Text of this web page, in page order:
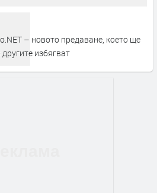
– новото предаване, което ще
избягват